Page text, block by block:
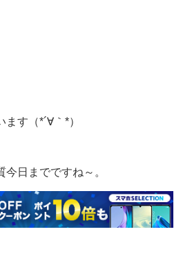
す（*´∀｀*）
日までですね～。